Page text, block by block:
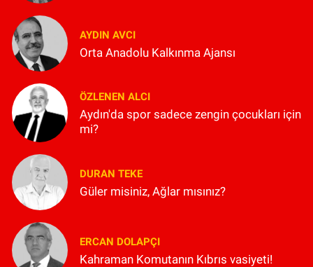
AYDIN AVCI
Orta Anadolu Kalkınma Ajansı
ÖZLENEN ALCI
Aydın'da spor sadece zengin çocukları için
mi?
DURAN TEKE
Güler misiniz, Ağlar mısınız?
ERCAN DOLAPÇI
Kahraman Komutanın Kıbrıs vasiyeti!